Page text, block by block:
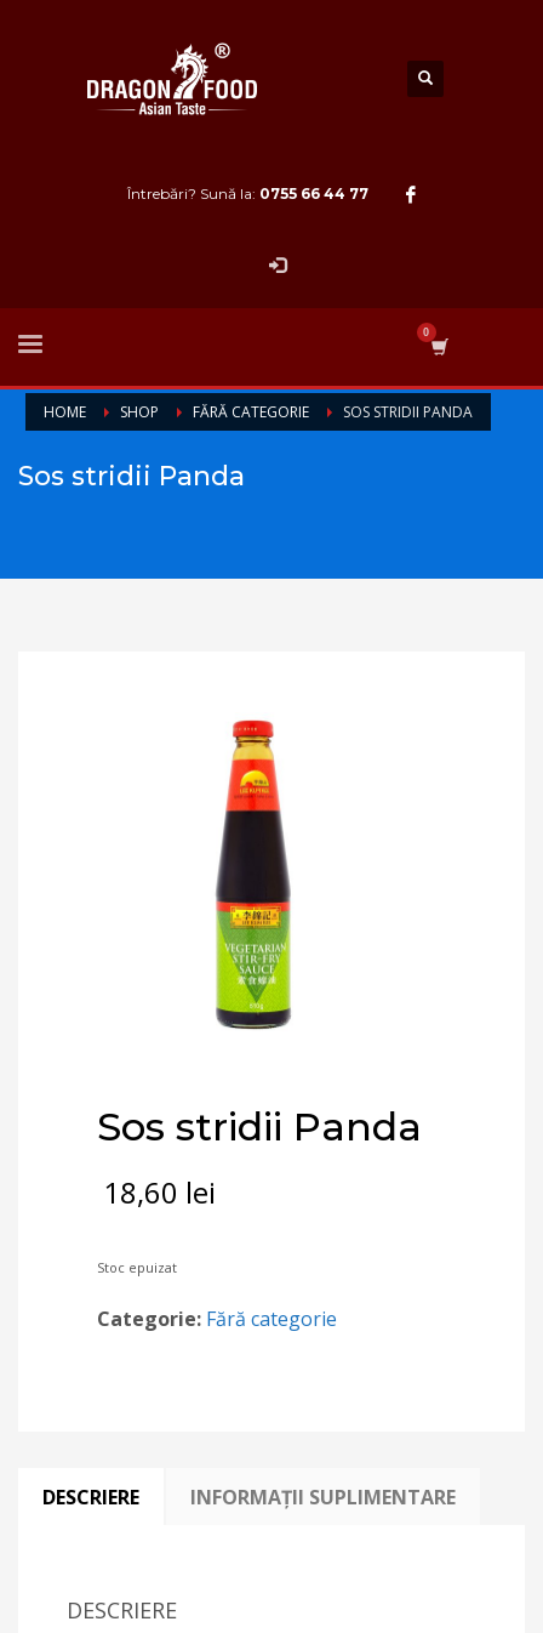
Întrebări? Sună la: 0755 66 44 77
HOME SHOP FĂRĂ CATEGORIE SOS STRIDII PANDA
Sos stridii Panda
Sos stridii Panda
18,60 lei
Stoc epuizat
Categorie: Fără categorie
DESCRIERE INFORMAȚII SUPLIMENTARE
DESCRIERE